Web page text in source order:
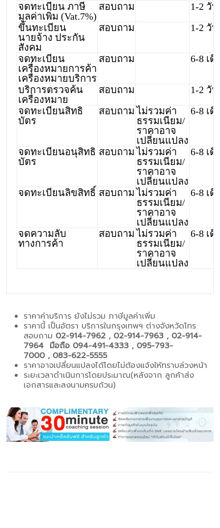
จดทะเบียน ภาษี
มูลค่าเพิ่ม (Vat.7%)
สอบถาม
1-2 วัน
ขึ้นทะเบียน
นายจ้าง ประกัน
สังคม
สอบถาม 1-2 วัน
จดทะเบียน
เครื่องหมายการค้า
เครื่องหมายบริการ
สอบถาม 6-8 เ
บริการตรวจค้น
เครื่องหมาย
สอบถาม
1-2 วัน
จดทะเบียนสิทธิ
บัตร
สอบถาม ไม่รวมค่า
ธรรมเนียม/
ราคาอาจ
เปลี่ยนแปลง
6-8 เ
จดทะเบียนอนุสิทธิ
บัตร
สอบถาม ไม่รวมค่า
ธรรมเนียม/
ราคาอาจ
เปลี่ยนแปลง
6-8 เ
จดทะเบียนลิขสิทธิ์ สอบถาม ไม่รวมค่า
ธรรมเนียม/
ราคาอาจ
เปลี่ยนแปลง
6-8 เ
จดความลับ
ทางการค้า
สอบถาม ไม่รวมค่า
ธรรมเนียม/
ราคาอาจ
เปลี่ยนแปลง
6-8 เ
ราคาค่าบริการ ยังไม่รวม ภาษีมูลค่าเพิ่ม
ราคานี้ เป็นอัตรา บริการในกรุงเทพฯ ต่างจังหวัดโทร
สอบถาม 02-914-7962 , 02-914-7963 , 02-914-
7964 มือถือ 094-491-4333 , 095-793-
7000 , 083-622-5555
ราคาอาจเปลี่ยนแปลงได้โดยไม่ต้องแจ้งให้ทราบล่วงหน้า
ระยะเวลาดำเนินการโดยประมาณ(หลังจาก ลูกค้าส่ง
เอกสารและลงนามครบถ้วน)